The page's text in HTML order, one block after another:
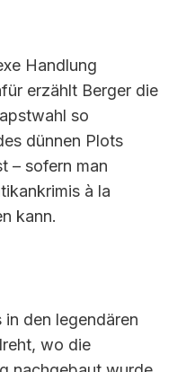
Handlung
erzählt Berger die
so
dünnen Plots
– sofern man
à la
kann.
den legendären
wo die